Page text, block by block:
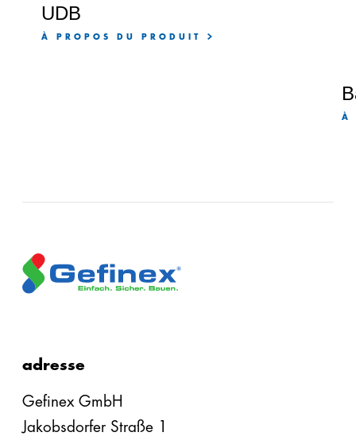
UDB
À PROPOS DU PRODUIT
À
adresse
Gefinex GmbH
Jakobsdorfer Straße 1